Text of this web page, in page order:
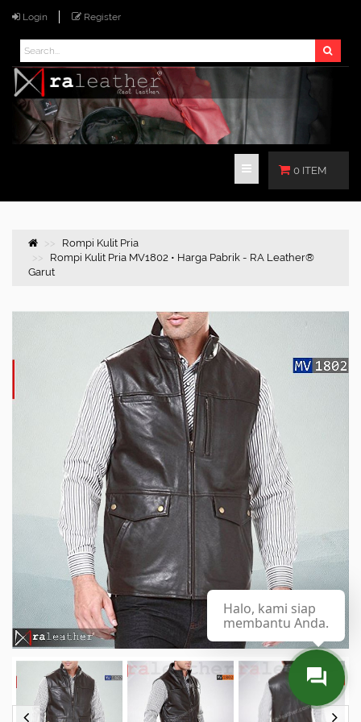
Login Register
0 ITEM
Rompi Kulit Pria
Rompi Kulit Pria MV1802 • Harga Pabrik - RA Leather®
Garut
Halo, kami siap
membantu Anda.